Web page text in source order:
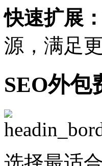
快速扩展：
源，满足
SEO外包